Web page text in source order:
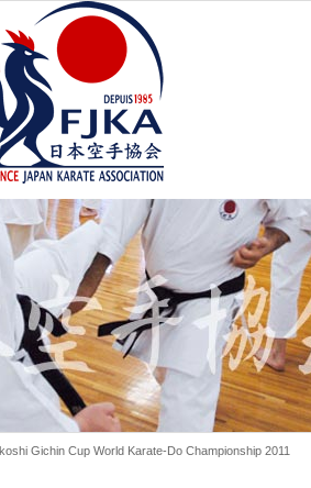
Gichin Cup World Karate-Do Championship 2011